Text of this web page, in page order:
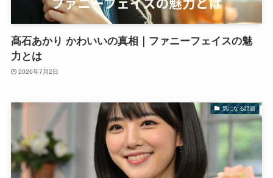
髙石あかり かわいいの真相｜ファニーフェイスの魅
力とは
2026年7月2日
気になる話題